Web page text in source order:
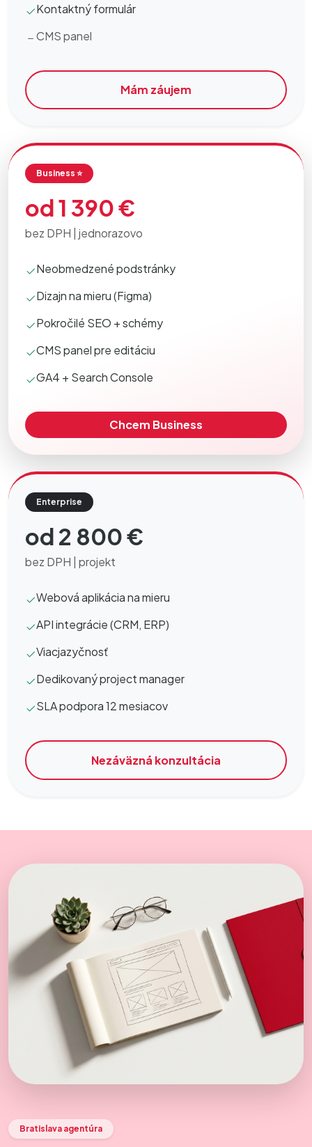
Kontaktný formulár
CMS panel
Mám záujem
Business ⭐
od 1 390 €
bez DPH | jednorazovo
Neobmedzené podstránky
Dizajn na mieru (Figma)
Pokročilé SEO + schémy
CMS panel pre editáciu
GA4 + Search Console
Chcem Business
Enterprise
od 2 800 €
bez DPH | projekt
Webová aplikácia na mieru
API integrácie (CRM, ERP)
Viacjazyčnosť
Dedikovaný project manager
SLA podpora 12 mesiacov
Nezáväzná konzultácia
Bratislava agentúra